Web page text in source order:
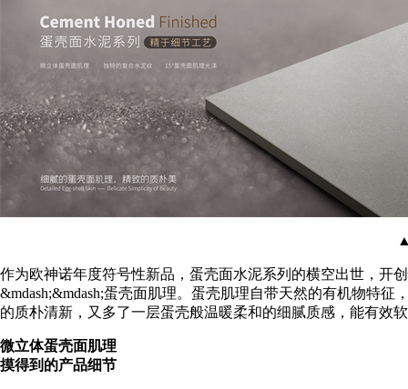
作为欧神诺年度符号性新品，蛋壳面水泥系列的横空出世，开
&mdash;&mdash;蛋壳面肌理。蛋壳肌理自带天然的有机物特
的质朴清新，又多了一层蛋壳般温暖柔和的细腻质感，能有效
微立体蛋壳面肌理
摸得到的产品细节